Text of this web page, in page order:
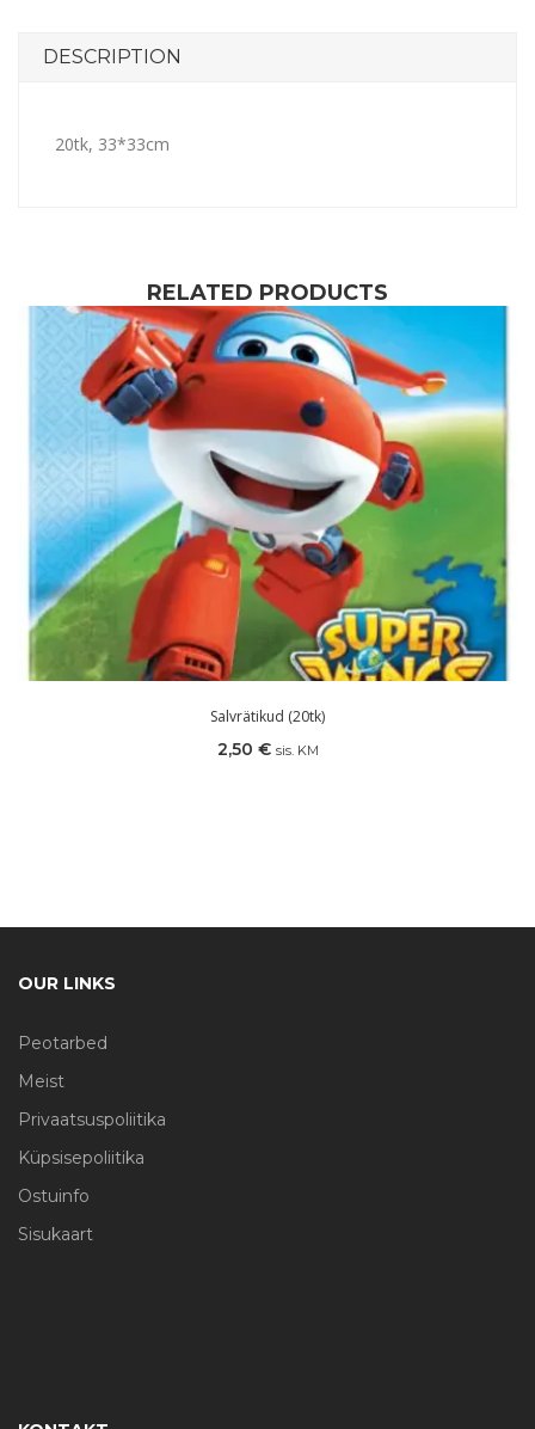
DESCRIPTION
20tk, 33*33cm
RELATED PRODUCTS
Salvrätikud (20tk)
2,50 € sis. KM
OUR LINKS
Peotarbed
Meist
Privaatsuspoliitika
Küpsisepoliitika
Ostuinfo
Sisukaart